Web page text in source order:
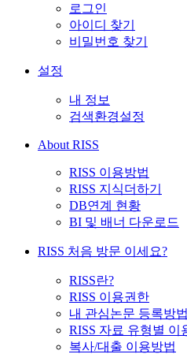
로그인
아이디 찾기
비밀번호 찾기
설정
내 정보
검색환경설정
About RISS
RISS 이용방법
RISS 지식더하기
DB연계 현황
BI 및 배너 다운로드
RISS 처음 방문 이세요?
RISS란?
RISS 이용권한
내 관심논문 등록방법
RISS 자료 유형별 이
복사/대출 이용방법